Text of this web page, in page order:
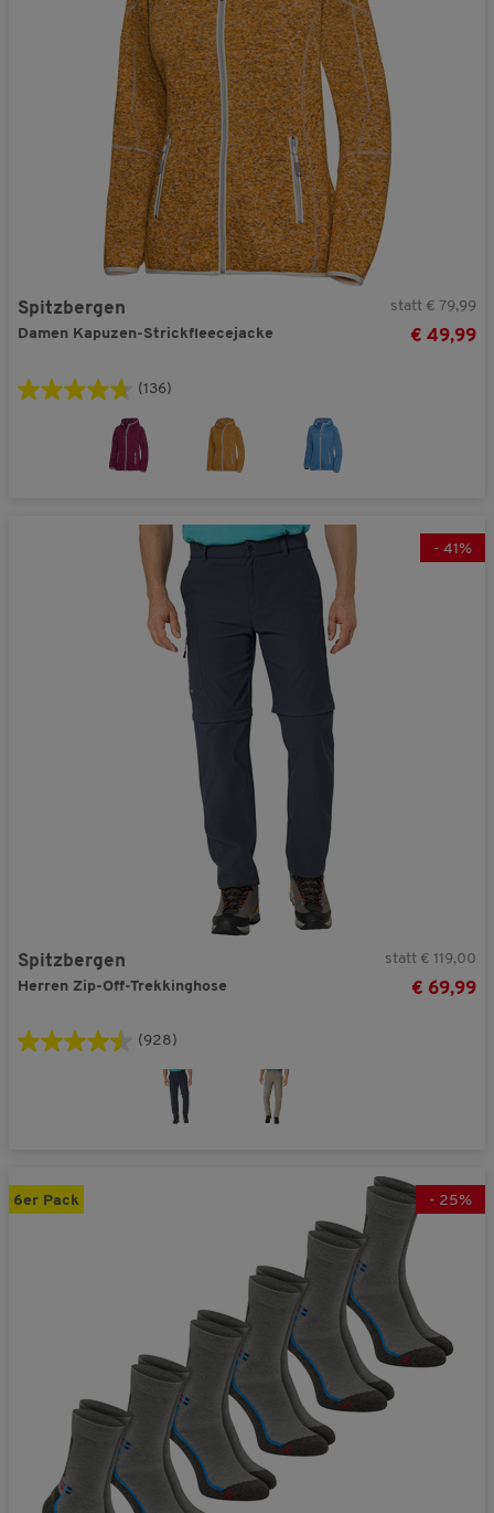
Spitzbergen
Damen Kapuzen-Strickfleecejacke
statt € 79,99
€ 49,99
(136)
- 41%
Spitzbergen
Herren Zip-Off-Trekkinghose
statt € 119,00
€ 69,99
(928)
6er Pack - 25%